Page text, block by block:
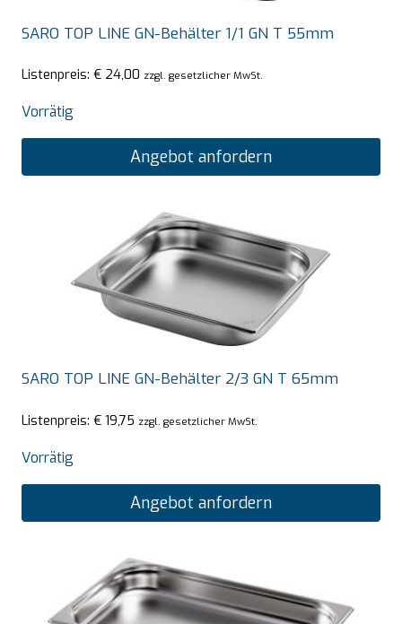
SARO TOP LINE GN-Behälter 1/1 GN T 55mm
Listenpreis: € 24,00 zzgl. gesetzlicher MwSt.
Vorrätig
Angebot anfordern
SARO TOP LINE GN-Behälter 2/3 GN T 65mm
Listenpreis: € 19,75 zzgl. gesetzlicher MwSt.
Vorrätig
Angebot anfordern